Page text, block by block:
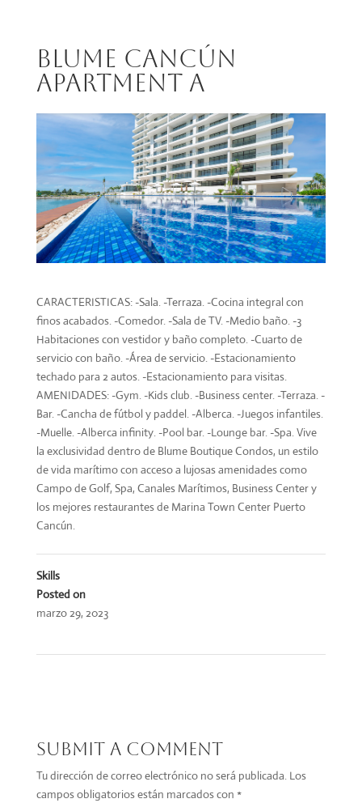
Blume Cancún
Apartment A
CARACTERISTICAS: -Sala. -Terraza. -Cocina integral con
finos acabados. -Comedor. -Sala de TV. -Medio baño. -3
Habitaciones con vestidor y baño completo. -Cuarto de
servicio con baño. -Área de servicio. -Estacionamiento
techado para 2 autos. -Estacionamiento para visitas.
AMENIDADES: -Gym. -Kids club. -Business center. -Terraza. -
Bar. -Cancha de fútbol y paddel. -Alberca. -Juegos infantiles.
-Muelle. -Alberca infinity. -Pool bar. -Lounge bar. -Spa. Vive
la exclusividad dentro de Blume Boutique Condos, un estilo
de vida marítimo con acceso a lujosas amenidades como
Campo de Golf, Spa, Canales Marítimos, Business Center y
los mejores restaurantes de Marina Town Center Puerto
Cancún.
Skills
Posted on
marzo 29, 2023
Submit a Comment
Tu dirección de correo electrónico no será publicada. Los
campos obligatorios están marcados con *